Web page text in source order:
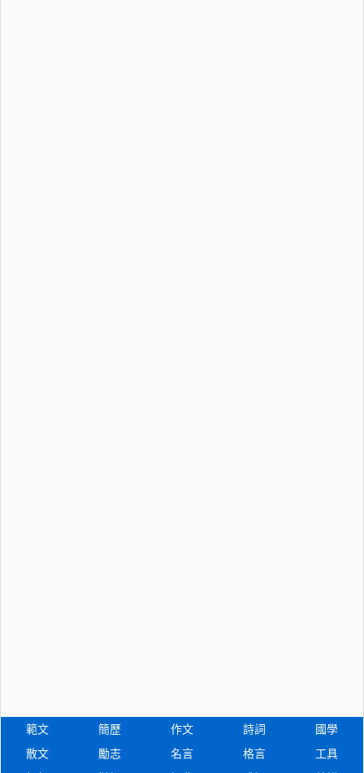
範文 簡歷 作文 詩詞
國學
散文
勵志 名言 格言
工具